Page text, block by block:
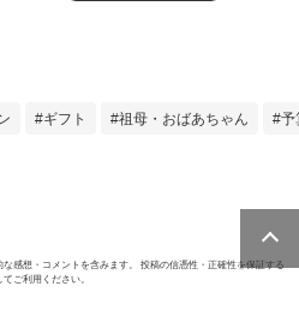
ハーフ1本、丹波篠
ギフト 祖母・おばあちゃん 予
感想・コメントを含みます。 投稿の信憑性・正確性を保証する
ご利用ください。